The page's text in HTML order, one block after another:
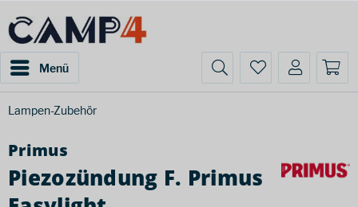
Menü
Lampen-Zubehör
Primus
Piezozündung F. Primus